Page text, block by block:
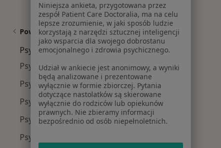
Powiązane wyszukiwania
Psycholodzy w pobliżu
Psycholodzy Czuby
Psycholodzy Sławin
Psycholodzy Osiedle Bronowice Iii - Maki
Psycholodzy Węglin Południowy
Psycholodzy Węglin-Południe
Niniejsza ankieta, przygotowana przez
zespół Patient Care Doctoralia, ma na celu
lepsze zrozumienie, w jaki sposób ludzie
korzystają z narzędzi sztucznej inteligencji
jako wsparcia dla swojego dobrostanu
emocjonalnego i zdrowia psychicznego.
Udział w ankiecie jest anonimowy, a wyniki
będą analizowane i prezentowane
wyłącznie w formie zbiorczej. Pytania
dotyczące nastolatków są skierowane
wyłącznie do rodziców lub opiekunów
prawnych. Nie zbieramy informacji
bezpośrednio od osób niepełnoletnich.